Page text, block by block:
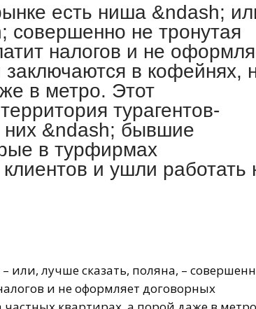
есть ниша &ndash;
совершенно не тронутая
налогов и не
в кофейнях,
в метро. Этот
турагентов-
&ndash; бывшие
в турфирмах
и ушли работать
лучше сказать, поляна, –
и не оформляет договорных